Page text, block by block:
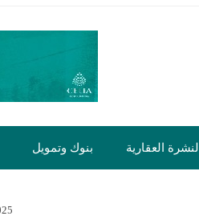
النشرة العقارية بنوك وتمويل